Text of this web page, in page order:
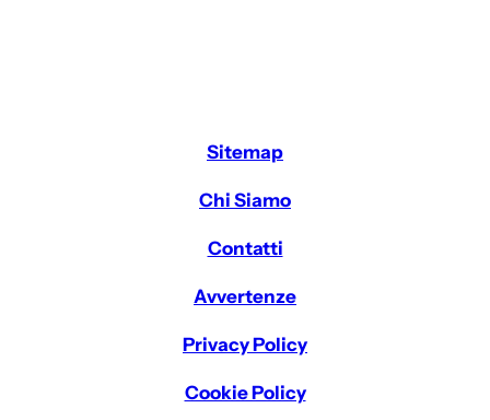
Sitemap
Chi Siamo
Contatti
Avvertenze
Privacy Policy
Cookie Policy